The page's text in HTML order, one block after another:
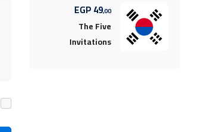
49,00
EGP
The Five
Invitations